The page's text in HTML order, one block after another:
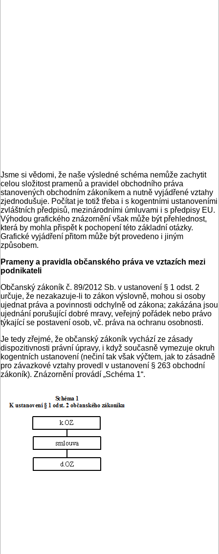
Jsme si vědomi, že naše výsledné schéma nemůže zachytit
celou složitost pramenů a pravidel obchodního práva
stanovených obchodním zákoníkem a nutně vyjádřené vztahy
zjednodušuje. Počítat je totiž třeba i s kogentními ustanoveními
zvláštních předpisů, mezinárodními úmluvami i s předpisy EU.
Výhodou grafického znázornění však může být přehlednost,
která by mohla přispět k pochopení této základní otázky.
Grafické vyjádření přitom může být provedeno i jiným
způsobem.
Prameny a pravidla občanského práva ve vztazích mezi
podnikateli
Občanský zákoník č. 89/2012 Sb. v ustanovení § 1 odst. 2
určuje, že nezakazuje-li to zákon výslovně, mohou si osoby
ujednat práva a povinnosti odchylně od zákona; zakázána jsou
ujednání porušující dobré mravy, veřejný pořádek nebo právo
týkající se postavení osob, vč. práva na ochranu osobnosti.
Je tedy zřejmé, že občanský zákoník vychází ze zásady
dispozitivnosti právní úpravy, i když současně vymezuje okruh
kogentních ustanovení (nečiní tak však výčtem, jak to zásadně
pro závazkové vztahy provedl v ustanovení § 263 obchodní
zákoník). Znázornění provádí „Schéma 1“.